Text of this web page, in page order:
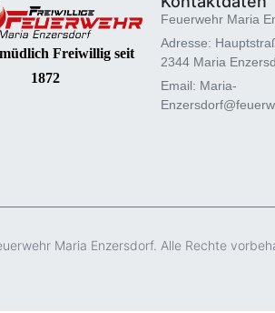
Freiwillig seit
1872
Feuerwehr Maria
Adresse:
2344 Maria
Email: Maria-
Maria Enzersdorf. Alle Rechte